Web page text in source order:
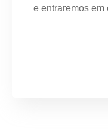
e entraremos em